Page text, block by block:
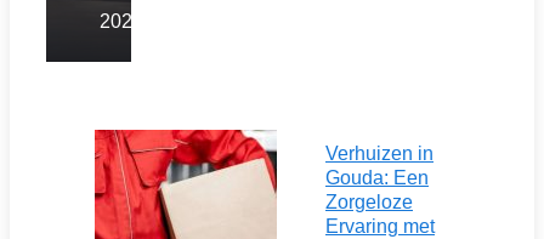
2025
Verhuizen in
Gouda: Een
Zorgeloze
Ervaring met